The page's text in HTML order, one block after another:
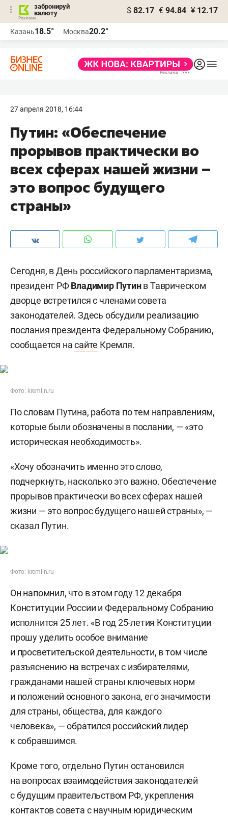
забронируй
валюту
$ 82.17 € 94.84 ¥ 12.17
Казань18.5° Москва20.2°
27 апреля 2018, 16:44
Путин: «Обеспечение
прорывов практически во
всех сферах нашей жизни –
это вопрос будущего
страны»
Сегодня, в День российского парламентаризма,
президент РФВладимир Путинв Таврическом
дворце встретился с членами совета
законодателей. Здесь обсудили реализацию
послания президента Федеральному Собранию,
сообщается насайте Кремля.
Фото: kremlin.ru
По словам Путина, работа по тем направлениям,
которые были обозначены в послании, — «это
историческая необходимость».
«Хочу обозначить именно это слово,
подчеркнуть, насколько это важно. Обеспечение
прорывов практически во всех сферах нашей
жизни — это вопрос будущего нашей страны», —
сказал Путин.
Фото: kremlin.ru
Он напомнил, что в этом году 12 декабря
Конституции России и Федеральному Собранию
исполнится 25 лет. «В год 25-летия Конституции
прошу уделить особое внимание
и просветительской деятельности, в том числе
разъяснению на встречах с избирателями,
гражданами нашей страны ключевых норм
и положений основного закона, его значимости
для страны, общества, для каждого
человека», — обратился российский лидер
к собравшимся.
Кроме того, отдельно Путин остановился
на вопросах взаимодействия законодателей
с будущим правительством РФ, укрепления
контактов совета с научным юридическим